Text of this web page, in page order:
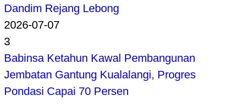
Dandim Rejang Lebong
2026-07-07
3
Babinsa Ketahun Kawal Pembangunan
Jembatan Gantung Kualalangi, Progres
Pondasi Capai 70 Persen